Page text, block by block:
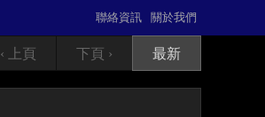
關於我們
聯絡資訊
‹ 上頁 下頁 › 最新